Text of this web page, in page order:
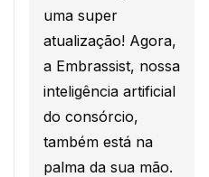
uma super
atualização! Agora,
a Embrassist, nossa
inteligência artificial
do consórcio,
também está na
palma da sua mão.